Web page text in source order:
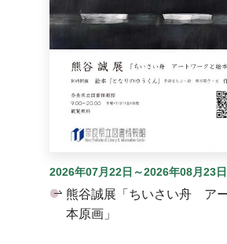
2026年07月22日～2026年08月23日
熊谷誠展「ちいさい舟 ア
本原画」